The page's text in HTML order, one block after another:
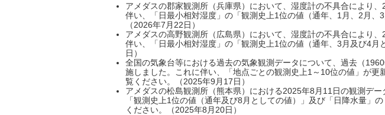
アメダスの郡家観測所（兵庫県）において、湿度計の不具合により
伴い、「日最小相対湿度」の「観測史上1位の値（通年、1月、2月、
（2026年7月22日）
アメダスの高野観測所（広島県）において、湿度計の不具合により
伴い、「日最小相対湿度」の「観測史上1位の値（通年、3月及び4
日）
全国の気象台等における過去の気象観測データについて、過去（
施しました。これに伴い、「地点ごとの観測史上1～10位の値」が更
覧ください。（2025年9月17日）
アメダスの松島観測所（熊本県）における2025年8月11日の観測デ
「観測史上1位の値（通年及び8月としての値）」及び「日降水量」
ください。（2025年8月20日）